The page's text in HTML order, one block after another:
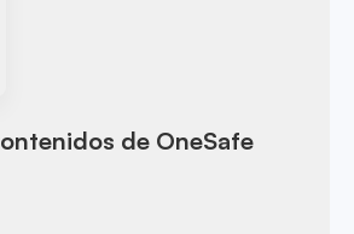
de OneSafe